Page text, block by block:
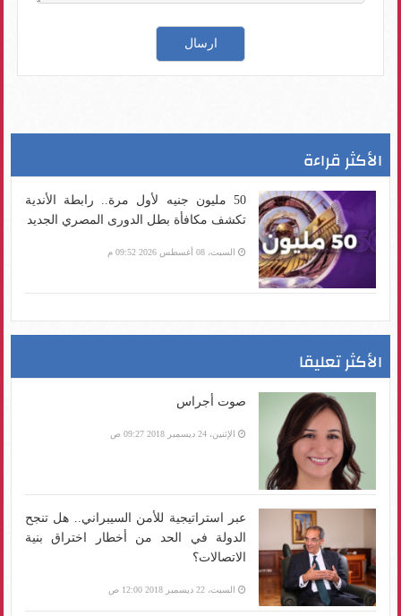
الأكثر قراءة
50 مليون جنيه لأول مرة.. رابطة الأندية
تكشف مكافأة بطل الدورى المصري الجديد
السبت، 08 أغسطس 2026 09:52 م
الأكثر تعليقا
صوت أجراس
الإثنين، 24 ديسمبر 2018 09:27 ص
عبر استراتيجية للأمن السيبراني.. هل تنجح
الدولة في الحد من أخطار اختراق بنية
الاتصالات؟
السبت، 22 ديسمبر 2018 12:00 ص